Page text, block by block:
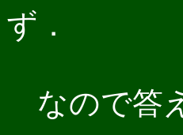
ず．
なので答